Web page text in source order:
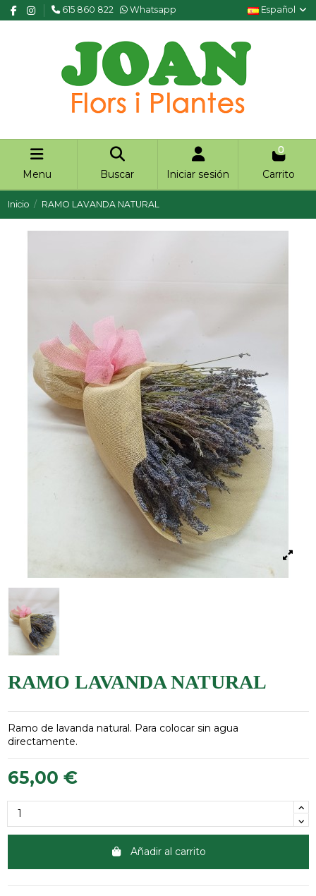
615 860 822 Whatsapp Español
Menu Buscar Iniciar sesión
0
Carrito
Inicio RAMO LAVANDA NATURAL
RAMO LAVANDA NATURAL
Ramo de lavanda natural. Para colocar sin agua
directamente.
65,00 €
Añadir al carrito